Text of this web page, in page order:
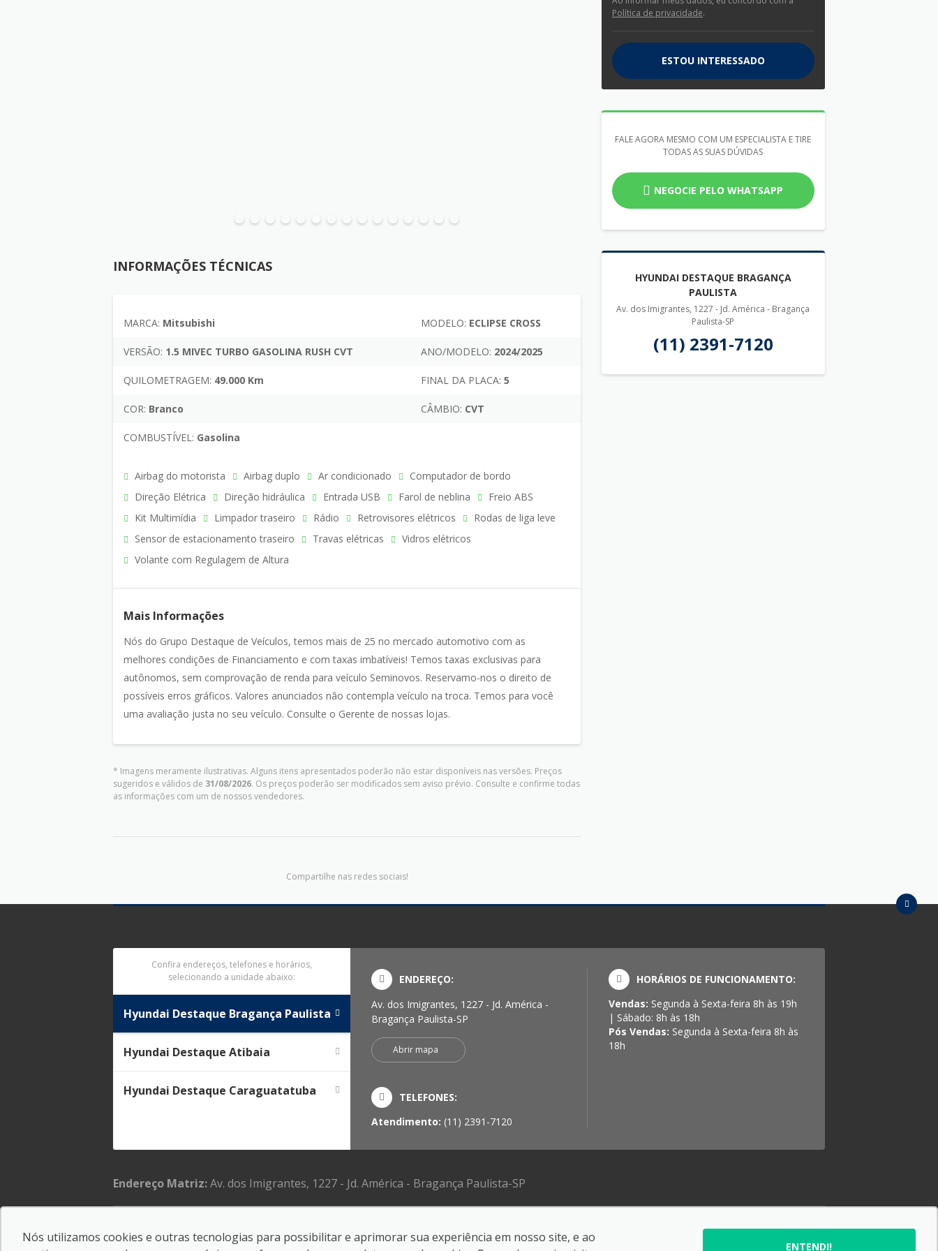
INFORMAÇÕES TÉCNICAS
MARCA: Mitsubishi MODELO: ECLIPSE CROSS
VERSÃO: 1.5 MIVEC TURBO GASOLINA RUSH CVT ANO/MODELO: 2024/2025
QUILOMETRAGEM: 49.000 Km FINAL DA PLACA: 5
COR: Branco CÂMBIO: CVT
COMBUSTÍVEL: Gasolina
Airbag do motorista Airbag duplo Ar condicionado
Computador de bordo
Direção Elétrica
Direção hidráulica Entrada USB Farol de neblina
Freio ABS
Kit Multimídia
Limpador traseiro Rádio Retrovisores elétricos
Rodas de liga leve
Sensor de estacionamento traseiro
Travas elétricas
Vidros elétricos
Volante com Regulagem de Altura
Mais Informações
Nós do Grupo Destaque de Veículos, temos mais de 25 no mercado automotivo com as
melhores condições de Financiamento e com taxas imbatíveis! Temos taxas exclusivas para
autônomos, sem comprovação de renda para veículo Seminovos. Reservamo-nos o direito de
possíveis erros gráficos. Valores anunciados não contempla veículo na troca. Temos para você
uma avaliação justa no seu veículo. Consulte o Gerente de nossas lojas.
* Imagens meramente ilustrativas. Alguns itens apresentados poderão não estar disponíveis nas versões. Preços
sugeridos e válidos de 31/08/2026. Os preços poderão ser modificados sem aviso prévio. Consulte e confirme todas
as informações com um de nossos vendedores.
Compartilhe nas redes sociais!
Política de privacidade.
ESTOU INTERESSADO
FALE AGORA MESMO COM UM ESPECIALISTA E TIRE
TODAS AS SUAS DÚVIDAS
NEGOCIE PELO WHATSAPP
HYUNDAI DESTAQUE BRAGANÇA
PAULISTA
Av. dos Imigrantes, 1227 - Jd. América - Bragança
Paulista-SP
(11) 2391-7120
Confira endereços, telefones e horários,
selecionando a unidade abaixo:
Hyundai Destaque Bragança Paulista
Hyundai Destaque Atibaia
Hyundai Destaque Caraguatatuba
ENDEREÇO:
Av. dos Imigrantes, 1227 - Jd. América -
Bragança Paulista-SP
Abrir mapa
TELEFONES:
Atendimento: (11) 2391-7120
HORÁRIOS DE FUNCIONAMENTO:
Vendas: Segunda à Sexta-feira 8h às 19h
| Sábado: 8h às 18h
Pós Vendas: Segunda à Sexta-feira 8h às
18h
Endereço Matriz:Av. dos Imigrantes, 1227 - Jd. América - Bragança Paulista-SP
© Copyright 2026-AutoForce - Todos os direitos reservados.
Nós utilizamos cookies e outras tecnologias para possibilitar e aprimorar sua experiência em nosso site, e ao
ENTENDI!